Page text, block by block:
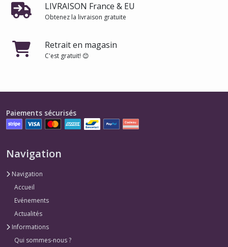
LIVRAISON France & EU
Obtenez la livraison gratuite
Retrait en magasin
C'est gratuit! 😊
Paiements sécurisés
Navigation
Navigation
Accueil
Evénements
Actualités
Informations
Qui sommes-nous ?